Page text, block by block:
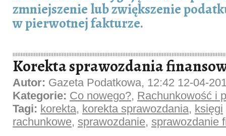
zmniejszenie lub zwiększenie
w pierwotnej fakturze.
Korekta sprawozdania
Autor: Gazeta Podatkowa, 12:42 12-04-
Kategorie: Co nowego?, Rachunkowość i
Tagi: korekta, korekta sprawozdania, księgi
rachunkowe, sprawozdanie, sprawozdanie